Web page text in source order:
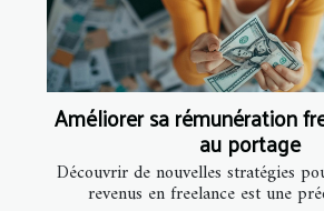
Améliorer sa rémunération
au portage
Découvrir de nouvelles stratégies
revenus en freelance est une